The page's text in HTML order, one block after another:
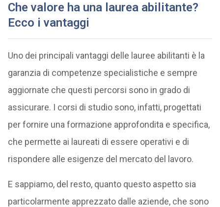
Che valore ha una laurea abilitante?
Ecco i vantaggi
Uno dei principali vantaggi delle lauree abilitanti è la
garanzia di competenze specialistiche e sempre
aggiornate che questi percorsi sono in grado di
assicurare. I corsi di studio sono, infatti, progettati
per fornire una formazione approfondita e specifica,
che permette ai laureati di essere operativi e di
rispondere alle esigenze del mercato del lavoro.
E sappiamo, del resto, quanto questo aspetto sia
particolarmente apprezzato dalle aziende, che sono